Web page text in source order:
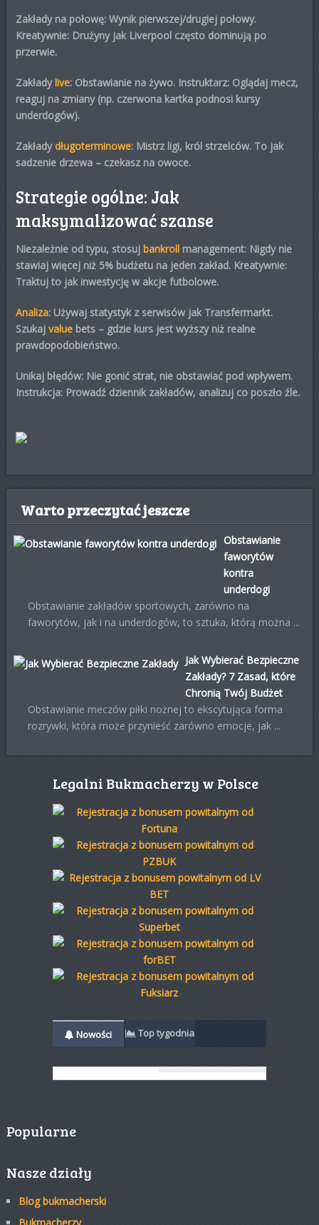
Zakłady na połowę: Wynik pierwszej/drugiej połowy.
Kreatywnie: Drużyny jak Liverpool często dominują po
przerwie.
Zakładylive: Obstawianie na żywo. Instruktarz: Oglądaj mecz,
reaguj na zmiany (np. czerwona kartka podnosi kursy
underdogów).
Zakładydługoterminowe: Mistrz ligi, król strzelców. To jak
sadzenie drzewa – czekasz na owoce.
Strategie ogólne: Jak
maksymalizować szanse
Niezależnie od typu, stosuj bankrollmanagement: Nigdy nie
stawiaj więcej niż 5% budżetu na jeden zakład. Kreatywnie:
Traktuj to jak inwestycję w akcje futbolowe.
Analiza: Używaj statystyk z serwisów jak Transfermarkt.
Szukaj valuebets – gdzie kurs jest wyższy niż realne
prawdopodobieństwo.
Unikaj błędów: Nie gonić strat, nie obstawiać pod wpływem.
Instrukcja: Prowadź dziennik zakładów, analizuj co poszło źle.
Warto przeczytać jeszcze
Obstawianie
faworytów
kontra
underdogi
Obstawianie zakładów sportowych, zarówno na
faworytów, jak i na underdogów, to sztuka, którą można ...
Jak Wybierać Bezpieczne
Zakłady? 7 Zasad, które
Chronią Twój Budżet
Obstawianie meczów piłki nożnej to ekscytująca forma
rozrywki, która może przynieść zarówno emocje, jak ...
Legalni Bukmacherzy w Polsce
Nowości Top tygodnia
Popularne
Nasze działy
Blog bukmacherski